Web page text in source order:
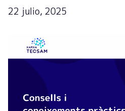
22 julio, 2025